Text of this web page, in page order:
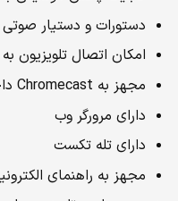
دستورات و دستیار صوتی
امکان اتصال تلویزیون
مجهز به Chromecast داخلی
دارای مرورگر وب
دارای تله تکست
مجهز به راهنمای